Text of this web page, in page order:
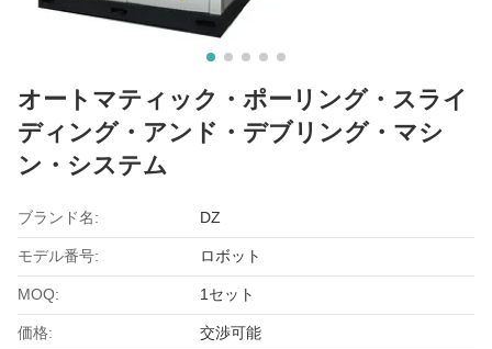
オートマティック・ポーリング・スライ
ディング・アンド・デブリング・マシ
ン・システム
ブランド名: DZ
モデル番号: ロボット
MOQ: 1セット
価格: 交渉可能